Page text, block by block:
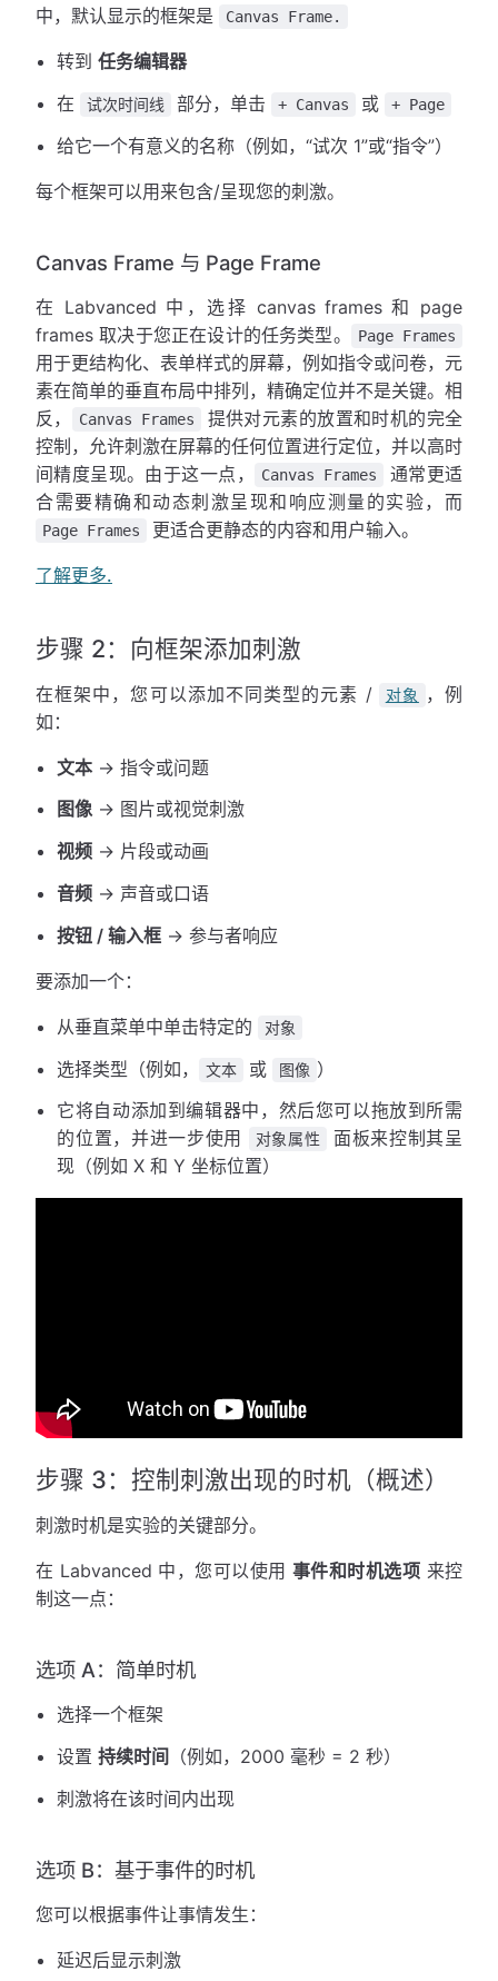
中，默认显示的框架是
Canvas Frame.
转到任务编辑器
在
试次时间线 部分，单击 + Canvas 或 + Page
给它一个有意义的名称（例如，“试次 1”或“指令”）
每个框架可以用来包含/呈现您的刺激。
Canvas Frame 与 Page Frame
在 Labvanced 中，选择 canvas frames 和 page
frames 取决于您正在设计的任务类型。
Page Frames
用于更结构化、表单样式的屏幕，例如指令或问卷，元
素在简单的垂直布局中排列，精确定位并不是关键。相
反，
Canvas Frames
提供对元素的放置和时机的完全
控制，允许刺激在屏幕的任何位置进行定位，并以高时
间精度呈现。由于这一点，
Canvas Frames
通常更适
合需要精确和动态刺激呈现和响应测量的实验，而
Page Frames 更适合更静态的内容和用户输入。
了解更多.
步骤 2：向框架添加刺激
在框架中，您可以添加不同类型的元素 / 对象
，例
如：
文本 → 指令或问题
图像→ 图片或视觉刺激
视频 → 片段或动画
音频 → 声音或口语
按钮 / 输入框 → 参与者响应
要添加一个：
从垂直菜单中单击特定的 对象
选择类型（例如， 文本 或 图像 ）
它将自动添加到编辑器中，然后您可以拖放到所需
的位置，并进一步使用
对象属性
面板来控制其呈
现（例如 X 和 Y 坐标位置）
步骤 3：控制刺激出现的时机（概述）
刺激时机是实验的关键部分。
在 Labvanced 中，您可以使用 事件和时机选项 来控
制这一点：
选项 A：简单时机
选择一个框架
设置持续时间
（例如，2000 毫秒 = 2 秒）
刺激将在该时间内出现
选项 B：基于事件的时机
您可以根据事件让事情发生：
延迟后显示刺激